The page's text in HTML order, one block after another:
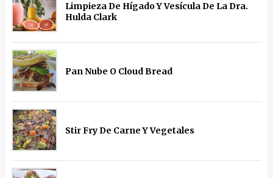
Limpieza De Hígado Y Vesícula De La Dra.
Hulda Clark
Pan Nube O Cloud Bread
Stir Fry De Carne Y Vegetales